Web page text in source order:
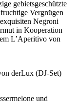
gebietsgeschützte
Vergnügen
Negroni
in Kooperation
L’Aperitivo von
derLux (DJ-Set)
und